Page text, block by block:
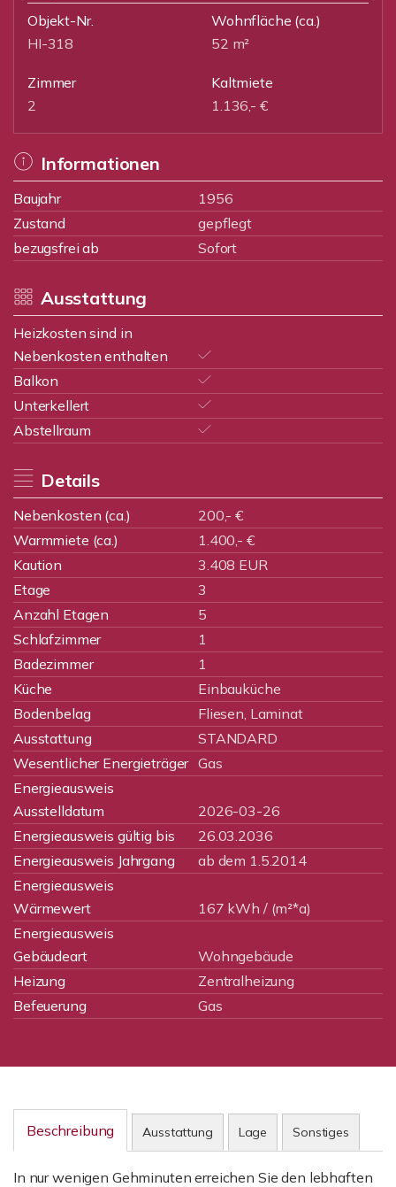
Objekt-Nr.
HI-318
Wohnfläche (ca.)
52 m²
Zimmer
2
Kaltmiete
1.136,- €
Informationen
Baujahr
1956
Zustand
gepflegt
bezugsfrei ab
Sofort
Ausstattung
Heizkosten sind in
Nebenkosten enthalten
Balkon
Unterkellert
Abstellraum
Details
Nebenkosten (ca.)
200,- €
Warmmiete (ca.)
1.400,- €
Kaution
3.408 EUR
Etage
3
Anzahl Etagen
5
Schlafzimmer
1
Badezimmer
1
Küche
Einbauküche
Bodenbelag
Fliesen, Laminat
Ausstattung
STANDARD
Wesentlicher Energieträger Gas
Energieausweis
Ausstelldatum
2026-03-26
Energieausweis gültig bis
26.03.2036
Energieausweis Jahrgang
ab dem 1.5.2014
Energieausweis
Wärmewert
167 kWh / (m²*a)
Energieausweis
Gebäudeart
Wohngebäude
Heizung
Zentralheizung
Befeuerung
Gas
Beschreibung Ausstattung Lage Sonstiges
In nur wenigen Gehminuten erreichen Sie den lebhaften